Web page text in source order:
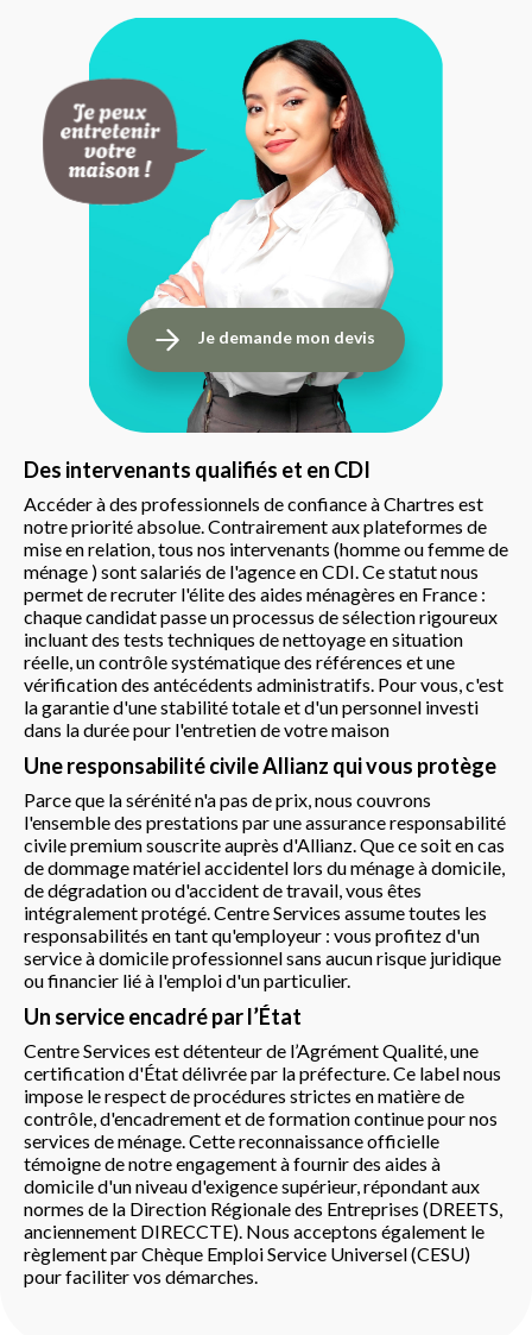
Je demande mon devis
Des intervenants qualifiés et en CDI
Accéder à des professionnels de confiance à Chartres est
notre priorité absolue. Contrairement aux plateformes de
mise en relation, tous nos intervenants (homme ou femme de
ménage ) sont salariés de l'agence en CDI. Ce statut nous
permet de recruter l'élite des aides ménagères en France :
chaque candidat passe un processus de sélection rigoureux
incluant des tests techniques de nettoyage en situation
réelle, un contrôle systématique des références et une
vérification des antécédents administratifs. Pour vous, c'est
la garantie d'une stabilité totale et d'un personnel investi
dans la durée pour l'entretien de votre maison
Une responsabilité civile Allianz qui vous protège
Parce que la sérénité n'a pas de prix, nous couvrons
l'ensemble des prestations par une assurance responsabilité
civile premium souscrite auprès d'Allianz. Que ce soit en cas
de dommage matériel accidentel lors du ménage à domicile,
de dégradation ou d'accident de travail, vous êtes
intégralement protégé. Centre Services assume toutes les
responsabilités en tant qu'employeur : vous profitez d'un
service à domicile professionnel sans aucun risque juridique
ou financier lié à l'emploi d'un particulier.
Un service encadré par l’État
Centre Services est détenteur de l’Agrément Qualité, une
certification d'État délivrée par la préfecture. Ce label nous
impose le respect de procédures strictes en matière de
contrôle, d'encadrement et de formation continue pour nos
services de ménage. Cette reconnaissance officielle
témoigne de notre engagement à fournir des aides à
domicile d'un niveau d'exigence supérieur, répondant aux
normes de la Direction Régionale des Entreprises (DREETS,
anciennement DIRECCTE). Nous acceptons également le
règlement par Chèque Emploi Service Universel (CESU)
pour faciliter vos démarches.